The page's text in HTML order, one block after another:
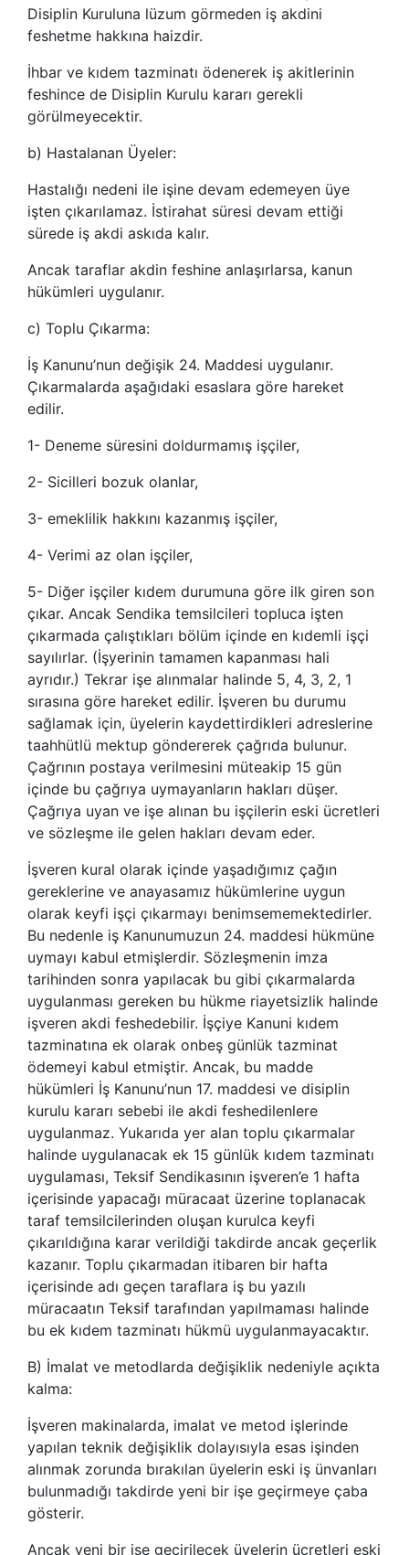
Disiplin Kuruluna lüzum görmeden iş akdini
feshetme hakkına haizdir.
İhbar ve kıdem tazminatı ödenerek iş akitlerinin
feshince de Disiplin Kurulu kararı gerekli
görülmeyecektir.
b) Hastalanan Üyeler:
Hastalığı nedeni ile işine devam edemeyen üye
işten çıkarılamaz. İstirahat süresi devam ettiği
sürede iş akdi askıda kalır.
Ancak taraflar akdin feshine anlaşırlarsa, kanun
hükümleri uygulanır.
c) Toplu Çıkarma:
İş Kanunu’nun değişik 24. Maddesi uygulanır.
Çıkarmalarda aşağıdaki esaslara göre hareket
edilir.
1- Deneme süresini doldurmamış işçiler,
2- Sicilleri bozuk olanlar,
3- emeklilik hakkını kazanmış işçiler,
4- Verimi az olan işçiler,
5- Diğer işçiler kıdem durumuna göre ilk giren son
çıkar. Ancak Sendika temsilcileri topluca işten
çıkarmada çalıştıkları bölüm içinde en kıdemli işçi
sayılırlar. (İşyerinin tamamen kapanması hali
ayrıdır.) Tekrar işe alınmalar halinde 5, 4, 3, 2, 1
sırasına göre hareket edilir. İşveren bu durumu
sağlamak için, üyelerin kaydettirdikleri adreslerine
taahhütlü mektup göndererek çağrıda bulunur.
Çağrının postaya verilmesini müteakip 15 gün
içinde bu çağrıya uymayanların hakları düşer.
Çağrıya uyan ve işe alınan bu işçilerin eski ücretleri
ve sözleşme ile gelen hakları devam eder.
İşveren kural olarak içinde yaşadığımız çağın
gereklerine ve anayasamız hükümlerine uygun
olarak keyfi işçi çıkarmayı benimsememektedirler.
Bu nedenle iş Kanunumuzun 24. maddesi hükmüne
uymayı kabul etmişlerdir. Sözleşmenin imza
tarihinden sonra yapılacak bu gibi çıkarmalarda
uygulanması gereken bu hükme riayetsizlik halinde
işveren akdi feshedebilir. İşçiye Kanuni kıdem
tazminatına ek olarak onbeş günlük tazminat
ödemeyi kabul etmiştir. Ancak, bu madde
hükümleri İş Kanunu’nun 17. maddesi ve disiplin
kurulu kararı sebebi ile akdi feshedilenlere
uygulanmaz. Yukarıda yer alan toplu çıkarmalar
halinde uygulanacak ek 15 günlük kıdem tazminatı
uygulaması, Teksif Sendikasının işveren’e 1 hafta
içerisinde yapacağı müracaat üzerine toplanacak
taraf temsilcilerinden oluşan kurulca keyfi
çıkarıldığına karar verildiği takdirde ancak geçerlik
kazanır. Toplu çıkarmadan itibaren bir hafta
içerisinde adı geçen taraflara iş bu yazılı
müracaatın Teksif tarafından yapılmaması halinde
bu ek kıdem tazminatı hükmü uygulanmayacaktır.
B) İmalat ve metodlarda değişiklik nedeniyle açıkta
kalma:
İşveren makinalarda, imalat ve metod işlerinde
yapılan teknik değişiklik dolayısıyla esas işinden
alınmak zorunda bırakılan üyelerin eski iş ünvanları
bulunmadığı takdirde yeni bir işe geçirmeye çaba
gösterir.
Ancak yeni bir işe geçirilecek üyelerin ücretleri eski